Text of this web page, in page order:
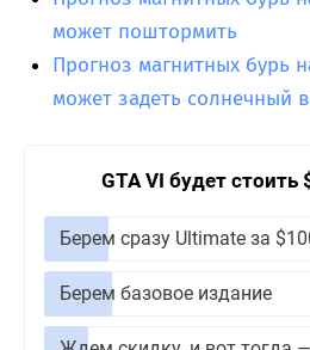
может поштормить
Прогноз магнитных бурь
может задеть солнечный
GTA VI будет
Берем сразу Ultimate за
Берем базовое издание